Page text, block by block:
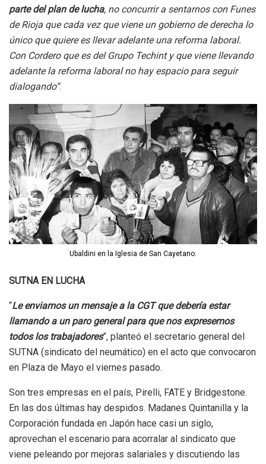
parte del plan de lucha, no concurrir a sentarnos con Funes
de Rioja que cada vez que viene un gobierno de derecha lo
único que quiere es llevar adelante una reforma laboral.
Con Cordero que es del Grupo Techint y que viene llevando
adelante la reforma laboral no hay espacio para seguir
dialogando“.
Ubaldini en la Iglesia de San Cayetano.
SUTNA EN LUCHA
“Le enviamos un mensaje a la CGT que debería estar
llamando a un paro general para que nos expresemos
todos los trabajadores”, planteó el secretario general del
SUTNA (sindicato del neumático) en el acto que convocaron
en Plaza de Mayo el viernes pasado.
Son tres empresas en el país, Pirelli, FATE y Bridgestone.
En las dos últimas hay despidos. Madanes Quintanilla y la
Corporación fundada en Japón hace casi un siglo,
aprovechan el escenario para acorralar al sindicato que
viene peleando por mejoras salariales y discutiendo las